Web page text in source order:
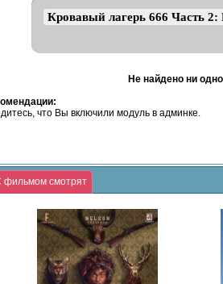
Не найдено ни
что Вы включили модуль в админке.
фильмом смотрят